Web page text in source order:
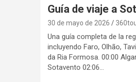
Guía de viaje a
30 de mayo de 2026
Una guía completa de la
incluyendo Faro, Olhão,
da Ria Formosa. 00:00
Sotavento 02:06…